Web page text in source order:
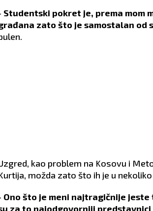
Studentski pokret je, prema mom
zato što je samostalan od
kao problem na Kosovu i
možda zato što ih je u
Ono što je meni najtragičnije
za to najodgovorniji
RIBE